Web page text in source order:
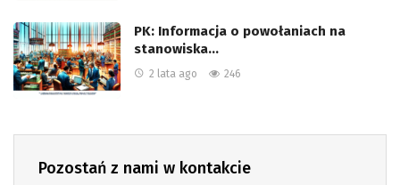
PK: Informacja o powołaniach na
stanowiska…
2 lata ago 246
Pozostań z nami w kontakcie